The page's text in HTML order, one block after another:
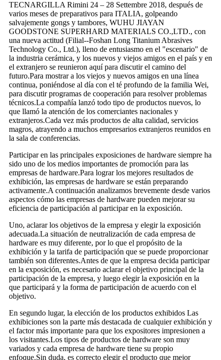
TECNARGILLA Rimini 24 – 28 Settembre 2018, después de
varios meses de preparativos para ITALIA, golpeando
salvajemente gongs y tambores, WUHU JIAYAN
GOODSTONE SUPERHARD MATERIALS CO.,LTD., con
una nueva actitud (Filial--Foshan Long Titanium Abrasives
Technology Co., Ltd.), lleno de entusiasmo en el "escenario" de
la industria cerámica, y los nuevos y viejos amigos en el país y en
el extranjero se reunieron aquí para discutir el camino del
futuro.Para mostrar a los viejos y nuevos amigos en una línea
continua, poniéndose al día con el té profundo de la familia Wei,
para discutir programas de cooperación para resolver problemas
técnicos.La compañía lanzó todo tipo de productos nuevos, lo
que llamó la atención de los comerciantes nacionales y
extranjeros.Cada vez más productos de alta calidad, servicios
magros, atrayendo a muchos empresarios extranjeros reunidos en
la sala de conferencias.
Participar en las principales exposiciones de hardware siempre ha
sido uno de los medios importantes de promoción para las
empresas de hardware.Para lograr los mejores resultados de
exhibición, las empresas de hardware se están preparando
activamente.A continuación analizamos brevemente desde varios
aspectos cómo las empresas de hardware pueden mejorar su
eficiencia de participación al participar en la exposición.
Uno, aclarar los objetivos de la empresa y elegir la exposición
adecuada.La situación de neutralización de cada empresa de
hardware es muy diferente, por lo que el propósito de la
exhibición y la tarifa de participación que se puede proporcionar
también son diferentes.Antes de que la empresa decida participar
en la exposición, es necesario aclarar el objetivo principal de la
participación de la empresa, y luego elegir la exposición en la
que participará y la forma de participación de acuerdo con el
objetivo.
En segundo lugar, la elección de los productos exhibidos Las
exhibiciones son la parte más destacada de cualquier exhibición y
el factor más importante para que los expositores impresionen a
los visitantes.Los tipos de productos de hardware son muy
variados y cada empresa de hardware tiene su propio
enfoque.Sin duda, es correcto elegir el producto que mejor